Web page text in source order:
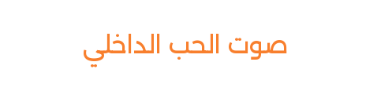
صوت الحب الداخلي